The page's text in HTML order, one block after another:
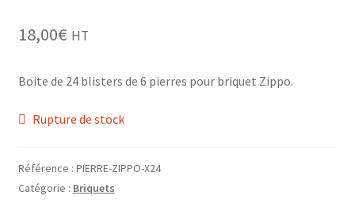
Vape
18,00€ HT
Boite de 24 blisters de 6 pierres pour briquet Zippo.
Rupture de stock
Référence : PIERRE-ZIPPO-X24
Catégorie : Briquets